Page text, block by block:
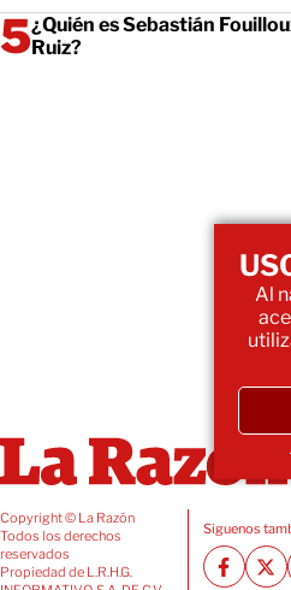
¿Quién es Sebastián
Ruiz?
Copyright © La Razón
Todos los derechos
reservados
Propiedad de L.R.H.G.
Siguenos
Al